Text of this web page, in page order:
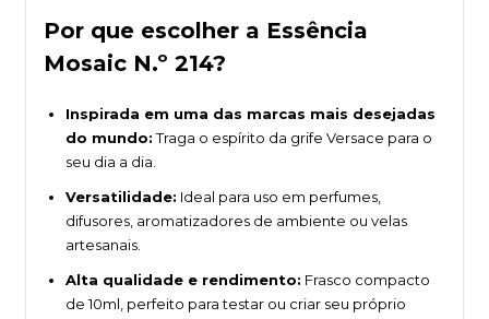
Por que escolher a Essência
Mosaic N.º 214?
Inspirada em uma das marcas mais desejadas
do mundo:Traga o espírito da grife Versace para o
seu dia a dia.
Versatilidade: Ideal para uso em perfumes,
difusores, aromatizadores de ambiente ou velas
artesanais.
Alta qualidade e rendimento: Frasco compacto
de 10ml, perfeito para testar ou criar seu próprio